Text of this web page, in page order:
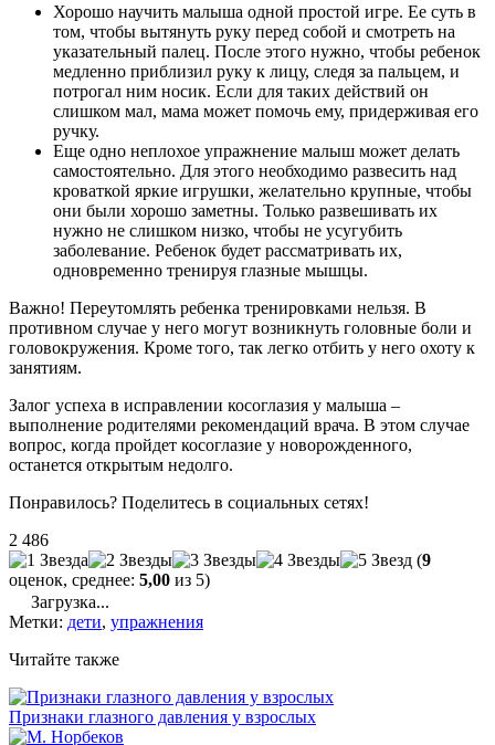
Хорошо научить малыша одной простой игре. Ее суть в
том, чтобы вытянуть руку перед собой и смотреть на
указательный палец. После этого нужно, чтобы ребенок
медленно приблизил руку к лицу, следя за пальцем, и
потрогал ним носик. Если для таких действий он
слишком мал, мама может помочь ему, придерживая его
ручку.
Еще одно неплохое упражнение малыш может делать
самостоятельно. Для этого необходимо развесить над
кроваткой яркие игрушки, желательно крупные, чтобы
они были хорошо заметны. Только развешивать их
нужно не слишком низко, чтобы не усугубить
заболевание. Ребенок будет рассматривать их,
одновременно тренируя глазные мышцы.
Важно! Переутомлять ребенка тренировками нельзя. В
противном случае у него могут возникнуть головные боли и
головокружения. Кроме того, так легко отбить у него охоту к
занятиям.
Залог успеха в исправлении косоглазия у малыша –
выполнение родителями рекомендаций врача. В этом случае
вопрос, когда пройдет косоглазие у новорожденного,
останется открытым недолго.
Понравилось? Поделитесь в социальных сетях!
2 486
(9
оценок, среднее: 5,00 из 5)
Загрузка...
Метки: дети, упражнения
Читайте также
Признаки глазного давления у взрослых